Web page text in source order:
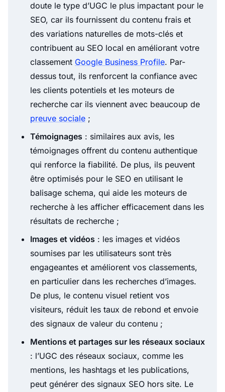
doute le type d’UGC le plus impactant pour le
SEO, car ils fournissent du contenu frais et
des variations naturelles de mots-clés et
contribuent au SEO local en améliorant votre
classement Google Business Profile. Par-
dessus tout, ils renforcent la confiance avec
les clients potentiels et les moteurs de
recherche car ils viennent avec beaucoup de
preuve sociale ;
Témoignages : similaires aux avis, les
témoignages offrent du contenu authentique
qui renforce la fiabilité. De plus, ils peuvent
être optimisés pour le SEO en utilisant le
balisage schema, qui aide les moteurs de
recherche à les afficher efficacement dans les
résultats de recherche ;
Images et vidéos : les images et vidéos
soumises par les utilisateurs sont très
engageantes et améliorent vos classements,
en particulier dans les recherches d’images.
De plus, le contenu visuel retient vos
visiteurs, réduit les taux de rebond et envoie
des signaux de valeur du contenu ;
Mentions et partages sur les réseaux sociaux
: l’UGC des réseaux sociaux, comme les
mentions, les hashtags et les publications,
peut générer des signaux SEO hors site. Le